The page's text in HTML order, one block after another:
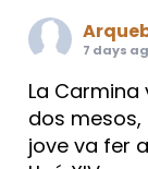
7 days
La
dos mesos,
jove va fer